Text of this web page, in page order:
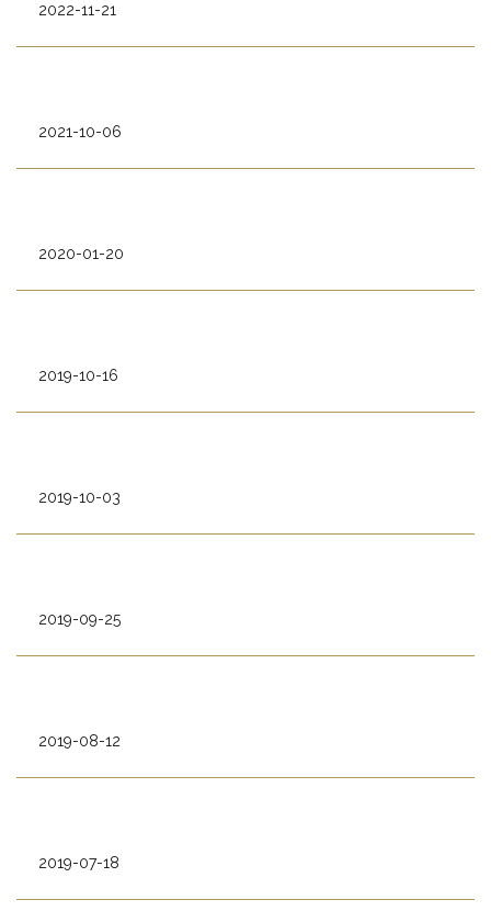
2022-11-21
2021-10-06
2020-01-20
2019-10-16
2019-10-03
2019-09-25
2019-08-12
2019-07-18